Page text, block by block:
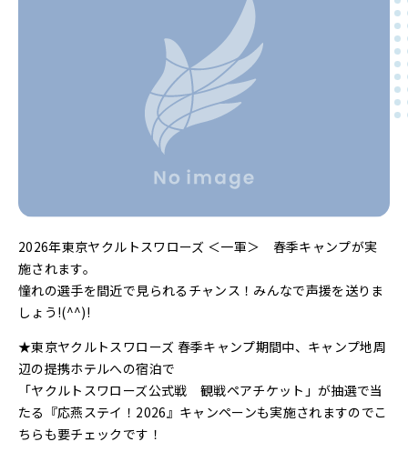
2026年東京ヤクルトスワローズ ＜一軍＞ 春季キャンプが実
施されます。
憧れの選手を間近で見られるチャンス！みんなで声援を送りま
しょう!(^^)!
★東京ヤクルトスワローズ 春季キャンプ期間中、キャンプ地周
辺の提携ホテルへの宿泊で
「ヤクルトスワローズ公式戦 観戦ペアチケット」が抽選で当
たる『応燕ステイ！2026』キャンペーンも実施されますのでこ
ちらも要チェックです！